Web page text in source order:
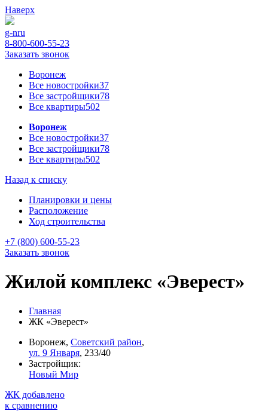
Наверх
g-nru
8-800-600-55-23
Заказать звонок
Воронеж
Все новостройки37
Все застройщики78
Все квартиры502
Воронеж
Все новостройки37
Все застройщики78
Все квартиры502
Назад к списку
Планировки и цены
Расположение
Ход строительства
+7 (800) 600-55-23
Заказать звонок
Жилой комплекс «Эверест»
Главная
ЖК «Эверест»
Воронеж, Советский район,
ул. 9 Января, 233/40
Застройщик:
Новый Мир
ЖК добавлено
к сравнению